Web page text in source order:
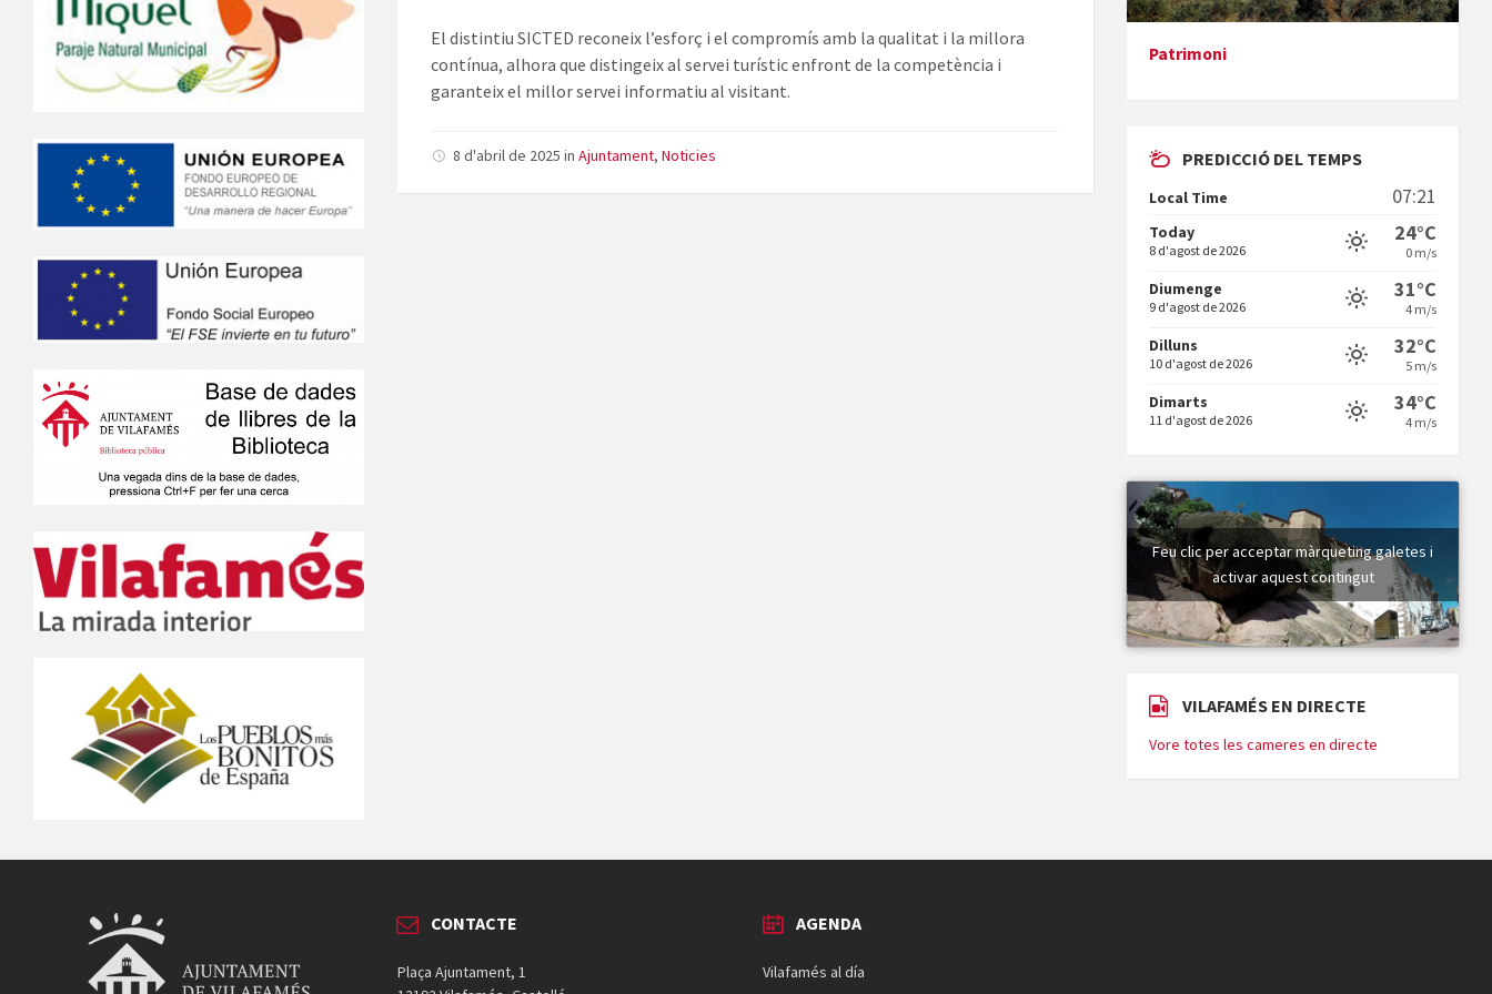
El distintiu SICTED reconeix l’esforç i el compromís amb la qualitat i la millora
contínua, alhora que distingeix al servei turístic enfront de la competència i
garanteix el millor servei informatiu al visitant.
8 d'abril de 2025inAjuntament,Noticies
mare&quot;, d'Emma Zafon
Vermuts a la Font. Hit parit
Patrimoni
PREDICCIÓ DEL TEMPS
Local Time 07:21
Today
8 d'agost de 2026
24°C
0 m/s
Diumenge
9 d'agost de 2026
31°C
4 m/s
Dilluns
10 d'agost de 2026
32°C
5 m/s
Dimarts
11 d'agost de 2026
34°C
4 m/s
Feu clic per acceptar màrqueting galetes i
activar aquest contingut
VILAFAMÉS EN DIRECTE
Vore totes les cameres en directe
CONTACTE
Plaça Ajuntament, 1
AGENDA
Vilafamés al día